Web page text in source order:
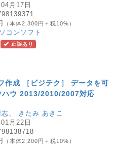
月17日
（本体2,300円＋税10%）
コンソフト
正誤あり
作成 ［ビジテク］ データを可
ハウ 2013/2010/2007対応
きたみ あきこ
月22日
（本体2,200円＋税10%）